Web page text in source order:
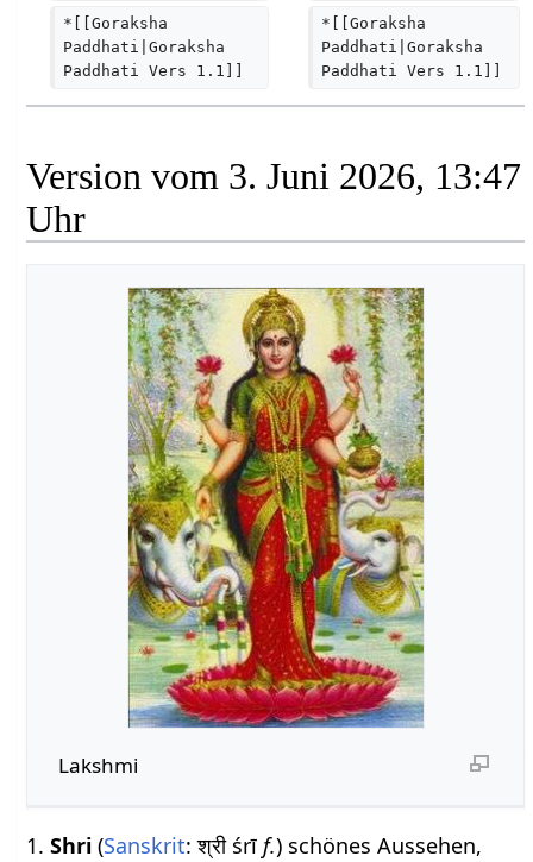
*[[Goraksha
Paddhati|Goraksha
Paddhati Vers 1.1]]
*[[Goraksha
Paddhati|Goraksha
Paddhati Vers 1.1]]
Version vom 3. Juni 2026, 13:47
Uhr
Lakshmi
1.Shri (Sanskrit: श्री śrīf.) schönes Aussehen,